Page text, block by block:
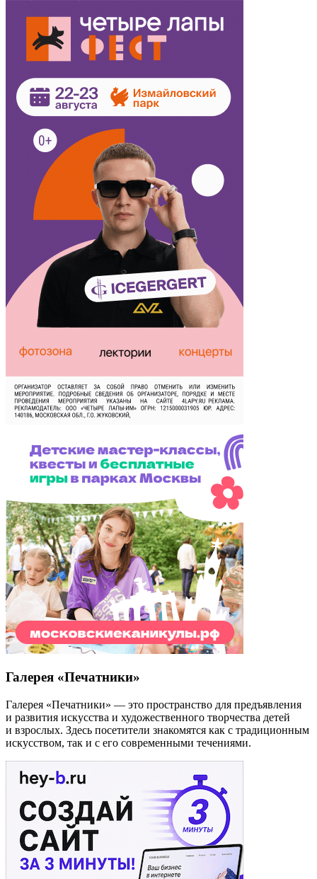
Галерея «Печатники»
Галерея «Печатники» — это пространство для предъявления
и развития искусства и художественного творчества детей
и взрослых. Здесь посетители знакомятся как с традиционным
искусством, так и с его современными течениями.